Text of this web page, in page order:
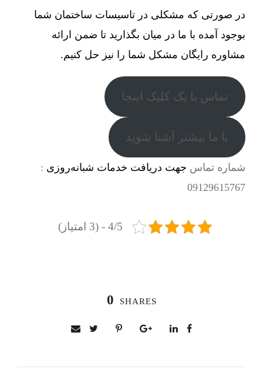
در صورتی که مشکلی در تاسیسات ساختمان شما
بوجود آمده با ما در میان بگذارید تا ضمن ارائه
مشاوره رایگان مشکل شما را نیز حل کنیم.
تماس با یک کلیک اینجا
با ما بیشتر آشنا شوید
شماره تماس جهت دریافت خدمات شبانه‌روزی :
09129615767
4/5 - (3 امتیاز)
0 SHARES